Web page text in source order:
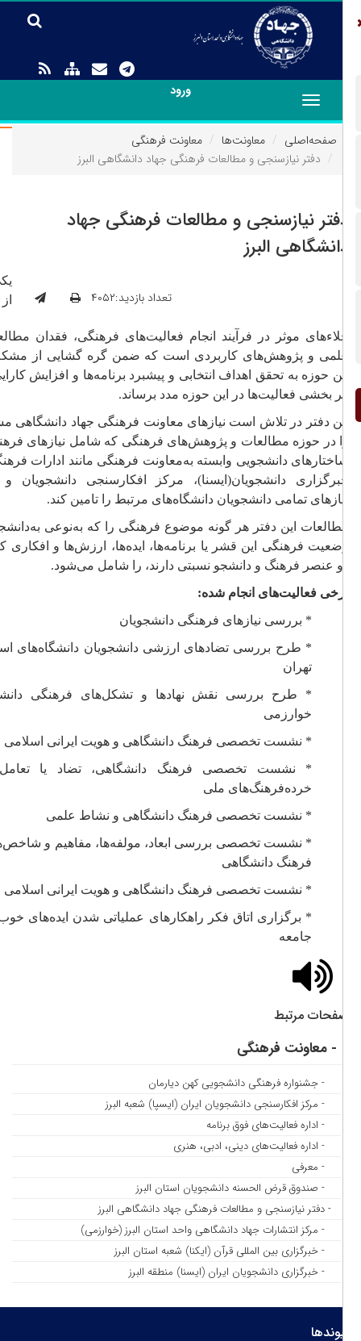
ورود
Toggle
navigation
صفحه‌اصلی
معاونت‌ها
معاونت فرهنگی
دفتر نیازسنجی و مطالعات فرهنگی جهاد دانشگاهی البرز
نیازسنجی و مطالعات فرهنگی جهاد
البرز
تعداد بازدید:۴۰۵۲
یکی
موثر در فرآیند انجام فعالیت‌های فرهنگی، فقدان مطالعات
و پژوهش‌های کاربردی است که ضمن گره گشایی از مشکلات
حوزه به تحقق اهداف انتخابی و پیشبرد برنامه‌ها و افزایش کارایی و
بخشی فعالیت‌ها در این حوزه مدد برساند.
دفتر در تلاش است نیازهای معاونت فرهنگی جهاد دانشگاهی مشهد
در حوزه مطالعات و پژوهشهای فرهنگی که شامل نیازهای فرهنگی
دانشجویی وابسته بهمعاونت فرهنگی مانند ادارات فرهنگی،
دانشجویان(ایسنا)، مرکز افکارسنجی دانشجویان و نیز
تمامی دانشجویان دانشگاه‌های مرتبط را تامین کند.
این دفتر هر گونه موضوع فرهنگی را که به‌نوعی به‌دانشجو و
فرهنگی این قشر یا برنامه‌ها، ایده‌ها، ارزش‌ها و افکاری که با
عنصر فرهنگ و دانشجو نسبتی دارند، را شامل می‌شود.
فعالیت‌های انجام شده:
* بررسی نیازهای فرهنگی دانشجویان
* طرح بررسی تضادهای ارزشی دانشجویان دانشگاه‌های استان
تهران
* طرح بررسی نقش نهادها و تشکل‌های فرهنگی دانشگاه
خوارزمی
* نشست‌ تخصصی فرهنگ دانشگاهی و هویت ایرانی اسلامی
* نشست‌ تخصصی فرهنگ دانشگاهی، تضاد یا تعامل با
خرده‌فرهنگ‌های ملی
‌* نشست‌ تخصصی فرهنگ دانشگاهی و نشاط علمی
‌* نشست‌ تخصصی بررسی ابعاد، مولفه‌ها، مفاهیم و شاخص‌های
فرهنگ دانشگاهی
* نشست‌ تخصصی فرهنگ دانشگاهی و هویت ایرانی اسلامی
* برگزاری اتاق فکر راهکارهای عملیاتی شدن ایده‌های خوب در
جامعه
مرتبط
- معاونت فرهنگی
- جشنواره فرهنگی دانشجویی کهن دیارمان
- مرکز افکارسنجی دانشجویان ایران (ایسپا) شعبه البرز
- اداره فعالیت‌های فوق برنامه
- اداره فعالیت‌های دینی، ادبی، هنری
- معرفی
- صندوق قرض الحسنه دانشجویان استان البرز
- دفتر نیازسنجی و مطالعات فرهنگی جهاد دانشگاهی البرز
- مرکز انتشارات جهاد دانشگاهی واحد استان البرز (خوارزمی)
- خبرگزاری بین المللی قرآن (ایکنا) شعبه استان البرز
- خبرگزاری دانشجویان ایران (ایسنا) منطقه البرز